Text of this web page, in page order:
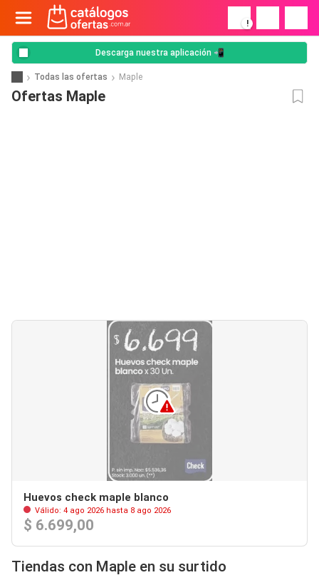
!
Descarga nuestra aplicación 📲
Todas las ofertas Maple
Ofertas Maple
Huevos check maple blanco
Válido: 4 ago 2026 hasta 8 ago 2026
$ 6.699,00
Tiendas con Maple en su surtido